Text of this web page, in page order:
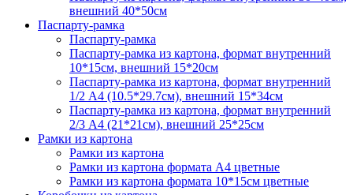
внешний 40*50см
Паспарту-рамка
Паспарту-рамка
Паспарту-рамка из картона, формат внутренний
10*15см, внешний 15*20см
Паспарту-рамка из картона, формат внутренний
1/2 А4 (10.5*29.7см), внешний 15*34см
Паспарту-рамка из картона, формат внутренний
2/3 А4 (21*21см), внешний 25*25см
Рамки из картона
Рамки из картона
Рамки из картона формата А4 цветные
Рамки из картона формата 10*15см цветные